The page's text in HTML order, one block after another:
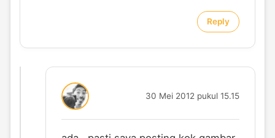
Reply
30 Mei 2012 pukul 15.15